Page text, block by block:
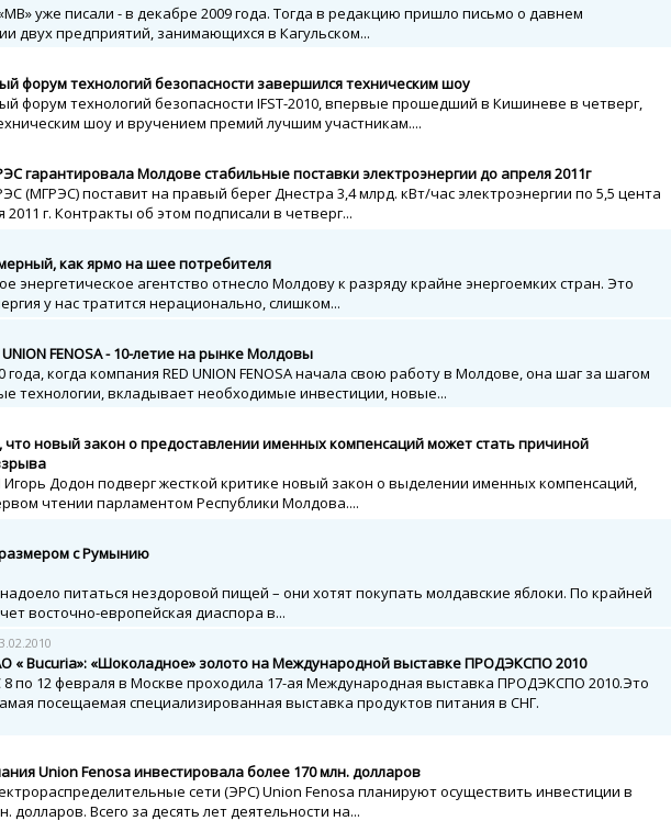
уже писали - в декабре 2009 года. Тогда в редакцию пришло письмо о давнем
двух предприятий, занимающихся в Кагульском...
форум технологий безопасности завершился техническим шоу
форум технологий безопасности IFST-2010, впервые прошедший в Кишиневе в четверг,
шоу и вручением премий лучшим участникам....
гарантировала Молдове стабильные поставки электроэнергии до апреля 2011г
(МГРЭС) поставит на правый берег Днестра 3,4 млрд. кВт/час электроэнергии по 5,5 цента
г. Контракты об этом подписали в четверг...
как ярмо на шее потребителя
энергетическое агентство отнесло Молдову к разряду крайне энергоемких стран. Это
у нас тратится нерационально, слишком...
FENOSA - 10-летие на рынке Молдовы
года, когда компания RED UNION FENOSA начала свою работу в Молдове, она шаг за шагом
технологии, вкладывает необходимые инвестиции, новые...
новый закон о предоставлении именных компенсаций может стать причиной
Додон подверг жесткой критике новый закон о выделении именных компенсаций,
чтении парламентом Республики Молдова....
с Румынию
питаться нездоровой пищей – они хотят покупать молдавские яблоки. По крайней
восточно-европейская диаспора в...
« Bucuria»: «Шоколадное» золото на Международной выставке ПРОДЭКСПО 2010
8 по 12 февраля в Москве проходила 17-ая Международная выставка ПРОДЭКСПО 2010.Это
посещаемая специализированная выставка продуктов питания в СНГ.
Union Fenosa инвестировала более 170 млн. долларов
сети (ЭРС) Union Fenosa планируют осуществить инвестиции в
долларов. Всего за десять лет деятельности на...